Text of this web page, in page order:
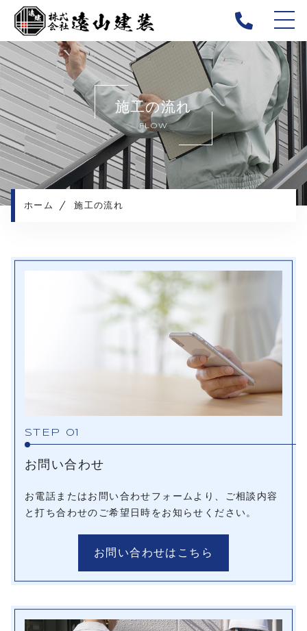
ホーム
当社について
キャンペーン
施工メニュー
施工実績
施工の流れ
施工の流れ
FLOW
ホーム 施工の流れ
STEP 01
お問い合わせ
お電話またはお問い合わせフォームより、ご相談内容
と打ち合わせのご希望日時をお知らせください。
お問い合わせはこちら